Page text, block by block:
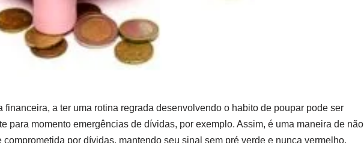
financeira, a ter uma rotina regrada desenvolvendo o habito de poupar pode ser
para momento emergências de dívidas, por exemplo. Assim, é uma maneira de não
comprometida por dívidas, mantendo seu sinal sem pré verde e nunca vermelho.